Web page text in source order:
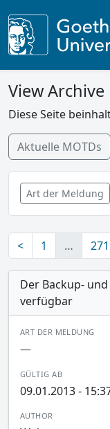
View Archive
Diese Seite
Aktuelle MOTDs
Art der Meldung
< 1 … 271
Der Backup-
verfügbar
ART DER MELDUNG
—
GÜLTIG AB
09.01.2013 -
AUTHOR